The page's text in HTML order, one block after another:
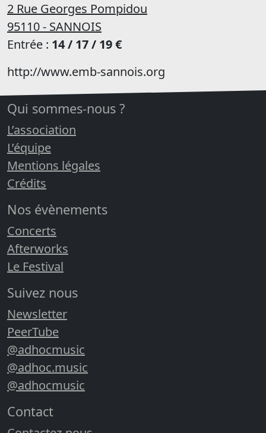
2 Rue Georges Pompidou
95110 - SANNOIS
Entrée : 14 / 17 / 19 €
http://www.emb-sannois.org
Qui sommes-nous ?
L’association
L’équipe
Mentions légales
Crédits
Nos évènements
Concerts
Afterworks
Le Festival
Suivez nous
Newsletter
PeerTube
@adhocmusic
@adhoc.music
@adhocmusic
Contact